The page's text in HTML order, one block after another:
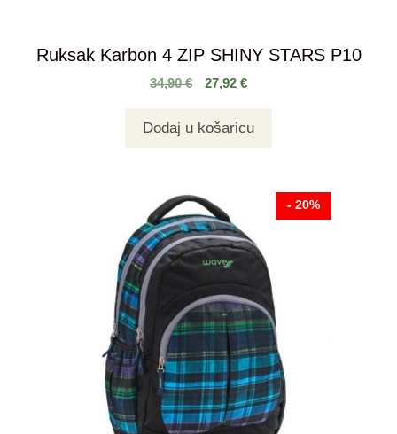
Ruksak Karbon 4 ZIP SHINY STARS P10
34,90€ 27,92 €
Dodaj u košaricu
- 20%